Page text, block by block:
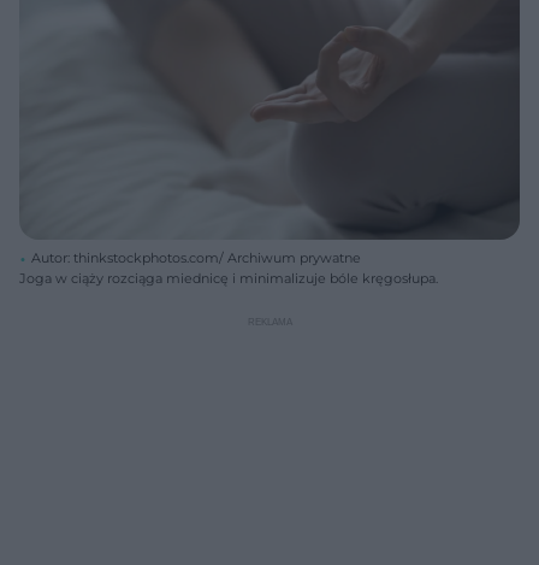
Autor: thinkstockphotos.com/ Archiwum prywatne
Joga w ciąży rozciąga miednicę i minimalizuje bóle kręgosłupa.